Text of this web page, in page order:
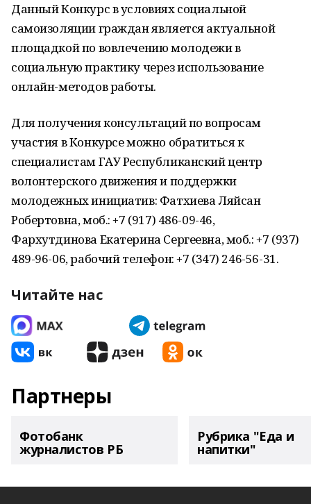
Данный Конкурс в условиях социальной
самоизоляции граждан является актуальной
площадкой по вовлечению молодежи в
социальную практику через использование
онлайн-методов работы.
Для получения консультаций по вопросам
участия в Конкурсе можно обратиться к
специалистам ГАУ Республиканский центр
волонтерского движения и поддержки
молодежных инициатив: Фатхиева Ляйсан
Робертовна, моб.: +7 (917) 486-09-46,
Фархутдинова Екатерина Сергеевна, моб.: +7 (937)
489-96-06, рабочий телефон: +7 (347) 246-56-31.
Читайте нас
Партнеры
Фотобанк
журналистов РБ
Рубрика "Еда и
напитки"